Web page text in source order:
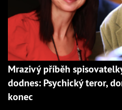
Mrazivý příběh
dodnes: Psychický teror,
konec